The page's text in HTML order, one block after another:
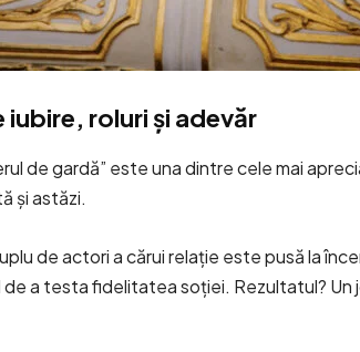
roluri și adevăr
de gardă” este una dintre cele mai
și astăzi.
de actori a cărui relație este pusă la
a testa fidelitatea soției. Rezultatul? Un